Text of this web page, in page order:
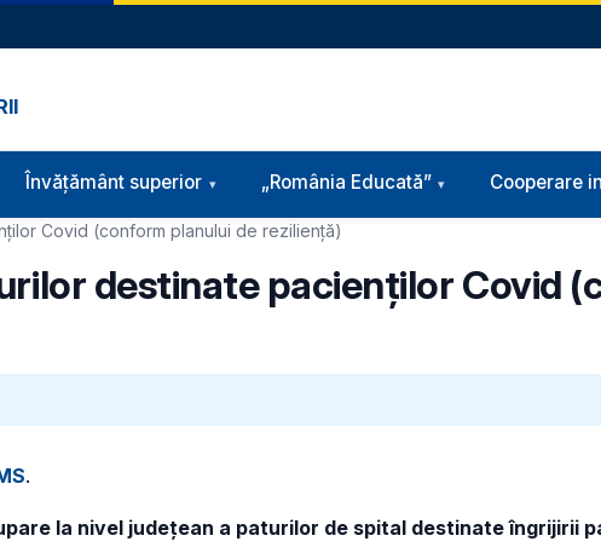
Învățământ superior „România Educată” Cooperare
Covid (conform planului de reziliență)
destinate pacienților Covid
.
la nivel județean a paturilor de spital destinate îngrijirii